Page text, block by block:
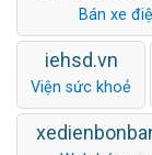
Bán xe
iehsd.vn
Viện sức khoẻ